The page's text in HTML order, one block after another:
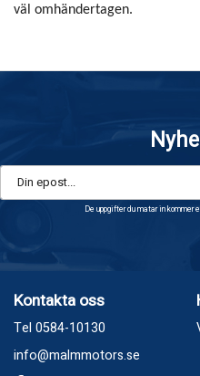
väl omhändertagen.
De uppgifter du matar in
Kontakta oss
Tel 0584-10130
info@malmmotors.se